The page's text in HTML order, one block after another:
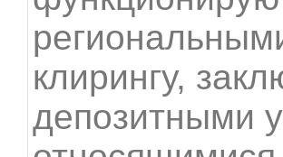
клирингу,
депозитными